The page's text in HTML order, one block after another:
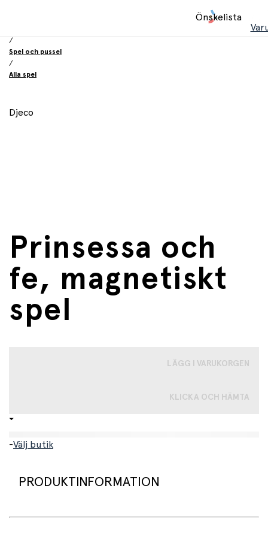
Önskelista
/
Spel och pussel
/
Alla spel
Djeco
Prinsessa och
fe, magnetiskt
spel
LÄGG I VARUKORGEN
KLICKA OCH HÄMTA
-Välj butik
PRODUKTINFORMATION